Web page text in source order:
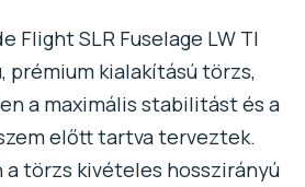
Flight SLR Fuselage LW TI
prémium kialakítású törzs,
a maximális stabilitást és a
előtt tartva terveztek.
a törzs kivételes hosszirányú